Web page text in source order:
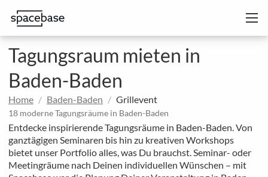
Tagungsraum mieten in
Baden-Baden
Home Baden-Baden Grillevent
18 moderne Tagungsräume in Baden-Baden
Entdecke inspirierende Tagungsräume in Baden-Baden. Von
ganztägigen Seminaren bis hin zu kreativen Workshops
bietet unser Portfolio alles, was Du brauchst. Seminar- oder
Meetingräume nach Deinen individuellen Wünschen – mit